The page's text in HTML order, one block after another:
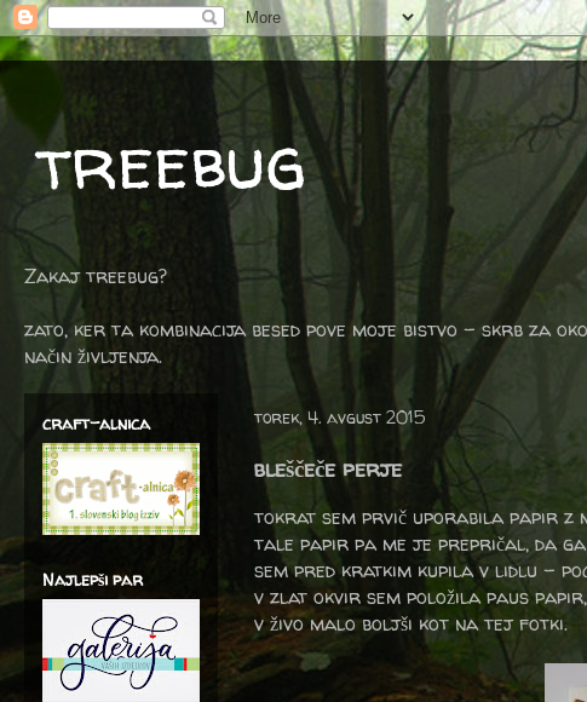
treebug
Zakaj treebug?
zato, ker ta kombinacija besed pove moje bistvo - skrb
način življenja.
torek, 4. avgust 2015
bleščeče perje
tokrat sem prvič uporabila papir z
tale papir pa me je prepričal, da
sem pred kratkim kupila v lidlu -
v zlat okvir sem položila paus
v živo malo boljši kot na tej fotki.
craft-alnica
Najlepši par